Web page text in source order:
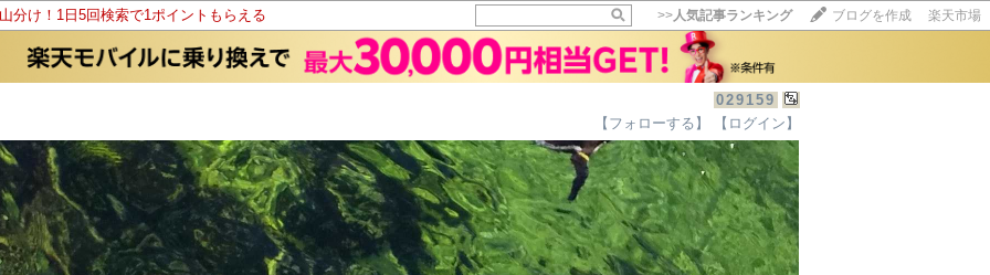
分け！1日5回検索で1ポイントもらえる >>人気記事ランキング ブログを作成 楽天市場
029159
【フォローする】
【ログイン】
10秒滞在
いいね!